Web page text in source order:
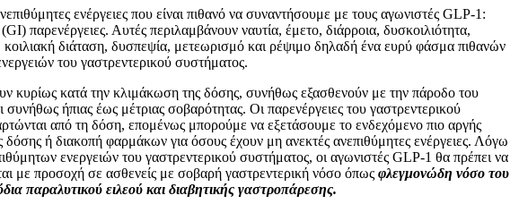
ενέργειες που είναι πιθανό να συναντήσουμε με τους αγωνιστές GLP-1:
(GI) παρενέργειες. Αυτές περιλαμβάνουν ναυτία, έμετο, διάρροια, δυσκοιλιότητα,
κοιλιακή διάταση, δυσπεψία, μετεωρισμό και ρέψιμο δηλαδή ένα ευρύ φάσμα πιθανών
του γαστρεντερικού συστήματος.
κυρίως κατά την κλιμάκωση της δόσης, συνήθως εξασθενούν με την πάροδο του
συνήθως ήπιας έως μέτριας σοβαρότητας. Οι παρενέργειες του γαστρεντερικού
από τη δόση, επομένως μπορούμε να εξετάσουμε το ενδεχόμενο πιο αργής
δόσης ή διακοπή φαρμάκων για όσους έχουν μη ανεκτές ανεπιθύμητες ενέργειες. Λόγω
ενεργειών του γαστρεντερικού συστήματος, οι αγωνιστές GLP-1 θα πρέπει να
με προσοχή σε ασθενείς με σοβαρή γαστρεντερική νόσο όπως φλεγμονώδη νόσο του
παραλυτικού ειλεού και διαβητικής γαστροπάρεσης.